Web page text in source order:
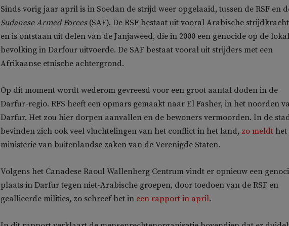
Sinds vorig jaar april is in Soedan de strijd weer opgelaaid, tussen de RSF en
Sudanese Armed Forces(SAF). De RSF bestaat uit vooral Arabische
en is ontstaan uit delen van de Janjaweed, die in 2000 een genocide op de
bevolking in Darfour uitvoerde. De SAF bestaat vooral uit strijders met een
Afrikaanse etnische achtergrond.
Op dit moment wordt wederom gevreesd voor een groot aantal doden in de
Darfur-regio. RFS heeft een opmars gemaakt naar El Fasher, in het noorden
Darfur. Het zou hier dorpen aanvallen en de bewoners vermoorden. In de
bevinden zich ook veel vluchtelingen van het conflict in het land, zo meldt het
ministerie van buitenlandse zaken van de Verenigde Staten.
Volgens het Canadese Raoul Wallenberg Centrum vindt er opnieuw een
plaats in Darfur tegen niet-Arabische groepen, door toedoen van de RSF en
geallieerde milities, zo schreef het in een rapport in april.